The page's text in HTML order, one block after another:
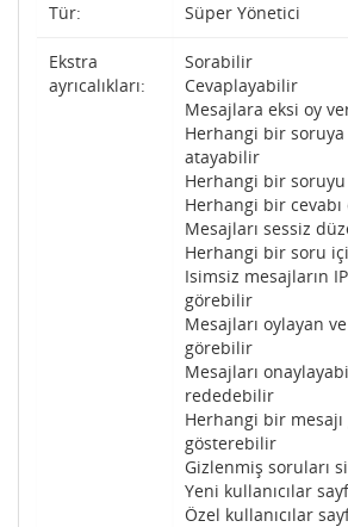
Tür: Süper Yönetici
Ekstra
ayrıcalıkları:
Sorabilir
Cevaplayabilir
Mesajlara eksi oy
Herhangi bir
atayabilir
Herhangi bir
Herhangi bir
Mesajları sessiz
Herhangi bir soru
Isimsiz mesajların
görebilir
Mesajları oylayan
görebilir
Mesajları
rededebilir
Herhangi bir
gösterebilir
Gizlenmiş soruları
Yeni kullanıcılar
Özel kullanıcılar